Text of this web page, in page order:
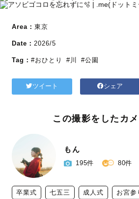
Area： 東京
Date： 2026/5
Tag： #おひとり #川 #公園
ツイート シェア
この撮影をしたカ
もん
195件 80件
卒業式 七五三 成人式 お宮参